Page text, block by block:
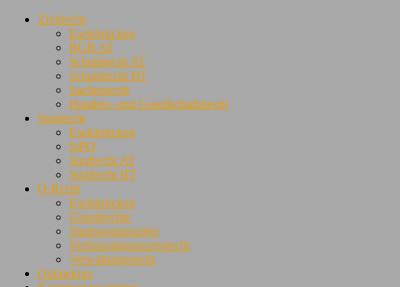
Zivilrecht
Eselsbrücken
BGB AT
Schuldrecht AT
Schuldrecht BT
Sachenrecht
Handels- und Gesellschaftsrecht
Strafrecht
Eselsbrücken
StPO
Strafrecht AT
Strafrecht BT
Ö-Recht
Eselsbrücken
Grundrechte
Staatsorganisation
Verfassungsprozessrecht
Verwaltungsrecht
Onlinekurs